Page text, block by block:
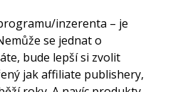
inzerenta – je
se jednat o
bude lepší si zvolit
jak affiliate publishery,